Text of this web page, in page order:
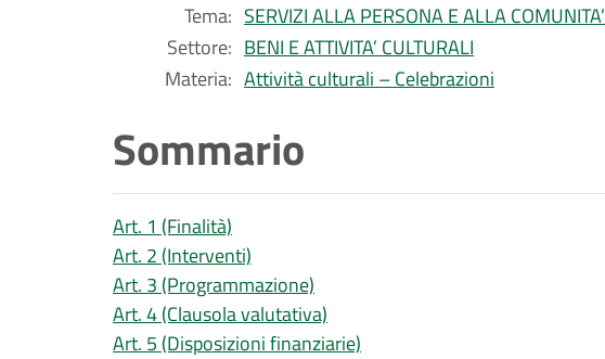
Tema: SERVIZI ALLA PERSONA E ALLA COMUNITA’
Settore: BENI E ATTIVITA’ CULTURALI
Materia: Attività culturali – Celebrazioni
Sommario
Art. 1 (Finalità)
Art. 2 (Interventi)
Art. 3 (Programmazione)
Art. 4 (Clausola valutativa)
Art. 5 (Disposizioni finanziarie)